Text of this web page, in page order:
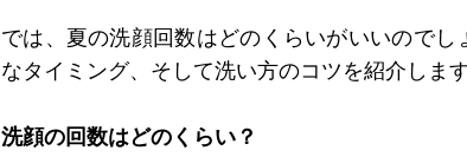
では、夏の洗顔回数はどのくらいがいいのでし
なタイミング、そして洗い方のコツを紹介します
洗顔の回数はどのくらい？